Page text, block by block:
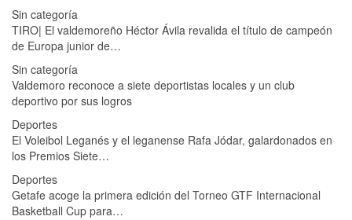
Sin categoría
TIRO| El valdemoreño Héctor Ávila revalida el título de campeón
de Europa junior de…
Sin categoría
Valdemoro reconoce a siete deportistas locales y un club
deportivo por sus logros
Deportes
El Voleibol Leganés y el leganense Rafa Jódar, galardonados en
los Premios Siete…
Deportes
Getafe acoge la primera edición del Torneo GTF Internacional
Basketball Cup para…